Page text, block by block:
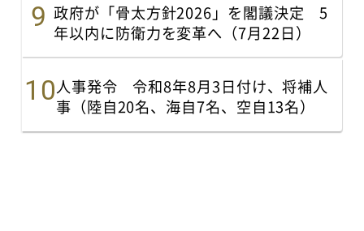
政府が「骨太方針2026」を閣議決定 5
年以内に防衛力を変革へ（7月22日）
人事発令 令和8年8月3日付け、将補人
事（陸自20名、海自7名、空自13名）